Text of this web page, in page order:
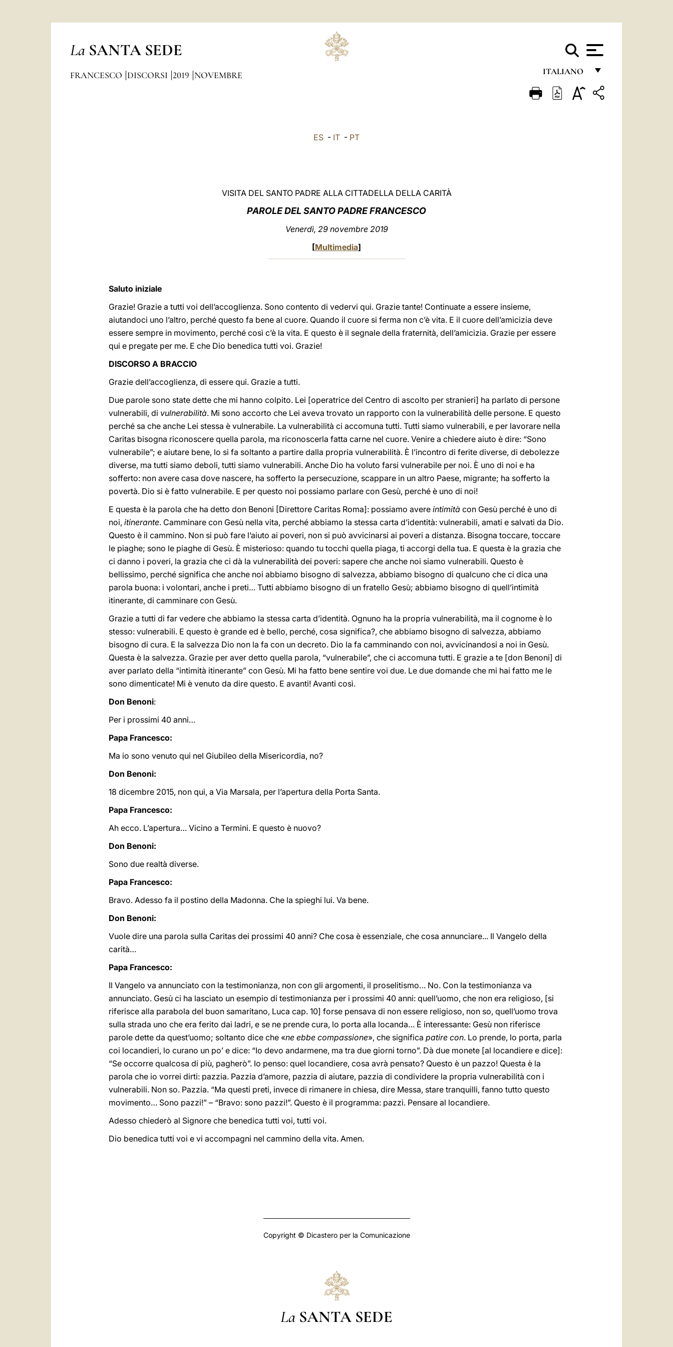
La SANTA SEDE
ITALIANO
FRANÇAIS
FRANCESCO DISCORSI 2019 NOVEMBRE
ES - IT - PT
VISITA DEL SANTO PADRE ALLA CITTADELLA DELLA CARITÀ
PAROLEDEL SANTO PADRE FRANCESCO
Venerdì, 29 novembre 2019
[Multimedia]
Saluto iniziale
Grazie! Grazie a tutti voi dell’accoglienza. Sono contento di vedervi qui. Grazie tante! Continuate a essere insieme,
aiutandoci uno l’altro, perché questo fa bene al cuore. Quando il cuore si ferma non c’è vita. E il cuore dell’amicizia deve
essere sempre in movimento, perché così c’è la vita. E questo è il segnale della fraternità, dell’amicizia. Grazie per essere
qui e pregate per me. E che Dio benedica tutti voi. Grazie!
DISCORSO A BRACCIO
Grazie dell’accoglienza, di essere qui. Grazie a tutti.
Due parole sono state dette che mi hanno colpito. Lei [operatrice del Centro di ascolto per stranieri] ha parlato di persone
vulnerabili, di vulnerabilità. Mi sono accorto che Lei aveva trovato un rapporto con la vulnerabilità delle persone. E questo
perché sa che anche Lei stessa è vulnerabile. La vulnerabilità ci accomuna tutti. Tutti siamo vulnerabili, e per lavorare nella
Caritas bisogna riconoscere quella parola, ma riconoscerla fatta carne nel cuore. Venire a chiedere aiuto è dire: “Sono
vulnerabile”; e aiutare bene, lo si fa soltanto a partire dalla propria vulnerabilità. È l’incontro di ferite diverse, di debolezze
diverse, ma tutti siamo deboli, tutti siamo vulnerabili. Anche Dio ha voluto farsi vulnerabile per noi. È uno di noi e ha
sofferto: non avere casa dove nascere, ha sofferto la persecuzione, scappare in un altro Paese, migrante; ha sofferto la
povertà. Dio si è fatto vulnerabile. E per questo noi possiamo parlare con Gesù, perché è uno di noi!
E questa è la parola che ha detto don Benoni [Direttore Caritas Roma]: possiamo avere intimità con Gesù perché è uno di
noi, itinerante. Camminare con Gesù nella vita, perché abbiamo la stessa carta d’identità: vulnerabili, amati e salvati da Dio.
Questo è il cammino. Non si può fare l’aiuto ai poveri, non si può avvicinarsi ai poveri a distanza. Bisogna toccare, toccare
le piaghe; sono le piaghe di Gesù. È misterioso: quando tu tocchi quella piaga, ti accorgi della tua. E questa è la grazia che
ci danno i poveri, la grazia che ci dà la vulnerabilità dei poveri: sapere che anche noi siamo vulnerabili. Questo è
bellissimo, perché significa che anche noi abbiamo bisogno di salvezza, abbiamo bisogno di qualcuno che ci dica una
parola buona: i volontari, anche i preti… Tutti abbiamo bisogno di un fratello Gesù; abbiamo bisogno di quell’intimità
itinerante, di camminare con Gesù.
Grazie a tutti di far vedere che abbiamo la stessa carta d’identità. Ognuno ha la propria vulnerabilità, ma il cognome è lo
stesso: vulnerabili. E questo è grande ed è bello, perché, cosa significa?, che abbiamo bisogno di salvezza, abbiamo
bisogno di cura. E la salvezza Dio non la fa con un decreto. Dio la fa camminando con noi, avvicinandosi a noi in Gesù.
Questa è la salvezza. Grazie per aver detto quella parola, “vulnerabile”, che ci accomuna tutti. E grazie a te [don Benoni] di
aver parlato della “intimità itinerante” con Gesù. Mi ha fatto bene sentire voi due. Le due domande che mi hai fatto me le
sono dimenticate! Mi è venuto da dire questo. E avanti! Avanti così.
Don Benoni:
Per i prossimi 40 anni…
Papa Francesco:
Ma io sono venuto qui nel Giubileo della Misericordia, no?
Don Benoni:
18 dicembre 2015, non qui, a Via Marsala, per l’apertura della Porta Santa.
Papa Francesco:
Ah ecco. L’apertura… Vicino a Termini. E questo è nuovo?
Don Benoni:
Sono due realtà diverse.
Papa Francesco:
Bravo. Adesso fa il postino della Madonna. Che la spieghi lui. Va bene.
Don Benoni:
Vuole dire una parola sulla Caritas dei prossimi 40 anni? Che cosa è essenziale, che cosa annunciare... Il Vangelo della
carità…
Papa Francesco:
Il Vangelo va annunciato con la testimonianza, non con gli argomenti, il proselitismo… No. Con la testimonianza va
annunciato. Gesù ci ha lasciato un esempio di testimonianza per i prossimi 40 anni: quell’uomo, che non era religioso, [si
riferisce alla parabola del buon samaritano, Luca cap. 10] forse pensava di non essere religioso, non so, quell’uomo trova
sulla strada uno che era ferito dai ladri, e se ne prende cura, lo porta alla locanda… È interessante: Gesù non riferisce
parole dette da quest’uomo; soltanto dice che «ne ebbe compassione», che significa patire con. Lo prende, lo porta, parla
coi locandieri, lo curano un po’ e dice: “Io devo andarmene, ma tra due giorni torno”. Dà due monete [al locandiere e dice]:
“Se occorre qualcosa di più, pagherò”. Io penso: quel locandiere, cosa avrà pensato? Questo è un pazzo! Questa è la
parola che io vorrei dirti: pazzia. Pazzia d’amore, pazzia di aiutare, pazzia di condividere la propria vulnerabilità con i
vulnerabili. Non so. Pazzia. “Ma questi preti, invece di rimanere in chiesa, dire Messa, stare tranquilli, fanno tutto questo
movimento… Sono pazzi!” – “Bravo: sono pazzi!”. Questo è il programma: pazzi. Pensare al locandiere.
Adesso chiederò al Signore che benedica tutti voi, tutti voi.
Dio benedica tutti voi e vi accompagni nel cammino della vita. Amen.
Copyright © Dicastero per la Comunicazione
La SANTA SEDE